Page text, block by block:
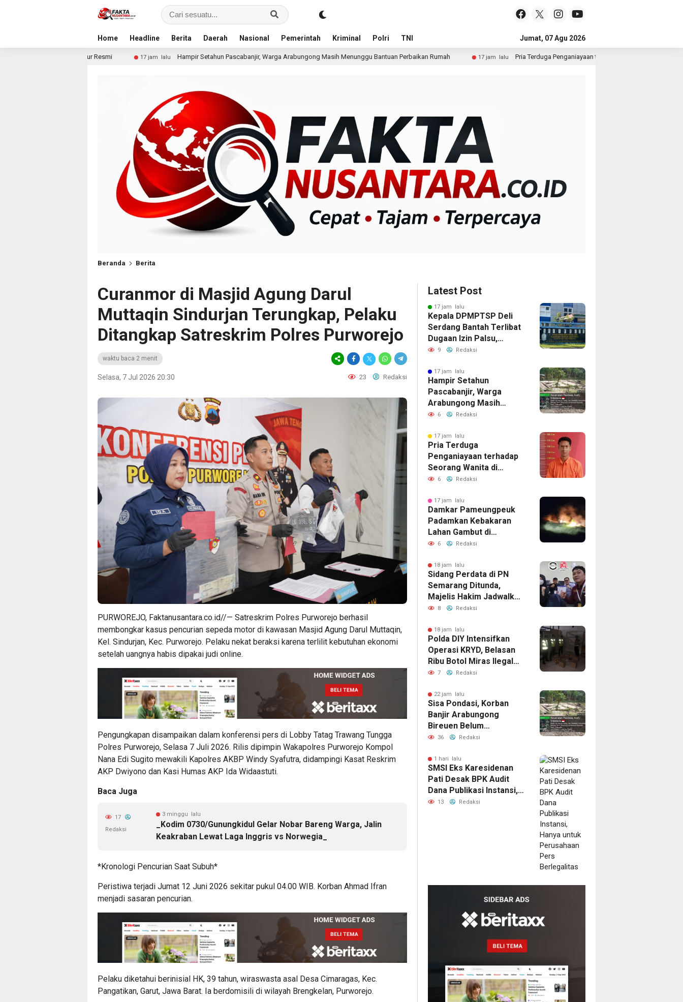
Home Headline Berita Daerah Nasional Pemerintah Kriminal Polri TNI Jumat, 07 Agu 2026
17 jam lalu Hampir Setahun Pascabanjir, Warga Arabungong Masih Menunggu Bantuan Perbaikan Rumah 17 jam lalu Pria Terduga Penganiayaan terhadap Seorang Wanita di Medan Ditangkap Polisi
Beranda Berita
Curanmor di Masjid Agung Darul
Muttaqin Sindurjan Terungkap, Pelaku
Ditangkap Satreskrim Polres Purworejo
waktu baca 2 menit
Selasa, 7 Jul 2026 20:30 23 Redaksi
PURWOREJO, Faktanusantara.co.id//— Satreskrim Polres Purworejo berhasil
membongkar kasus pencurian sepeda motor di kawasan Masjid Agung Darul Muttaqin,
Kel. Sindurjan, Kec. Purworejo. Pelaku nekat beraksi karena terlilit kebutuhan ekonomi
setelah uangnya habis dipakai judi online.
Pengungkapan disampaikan dalam konferensi pers di Lobby Tatag Trawang Tungga
Polres Purworejo, Selasa 7 Juli 2026. Rilis dipimpin Wakapolres Purworejo Kompol
Nana Edi Sugito mewakili Kapolres AKBP Windy Syafutra, didampingi Kasat Reskrim
AKP Dwiyono dan Kasi Humas AKP Ida Widaastuti.
Baca Juga
3 minggu lalu
_Kodim 0730/Gunungkidul Gelar Nobar Bareng Warga, Jalin
Keakraban Lewat Laga Inggris vs Norwegia_
17
Redaksi
*Kronologi Pencurian Saat Subuh*
Peristiwa terjadi Jumat 12 Juni 2026 sekitar pukul 04.00 WIB. Korban Ahmad Ifran
menjadi sasaran pencurian.
Pelaku diketahui berinisial HK, 39 tahun, wiraswasta asal Desa Cimaragas, Kec.
Pangatikan, Garut, Jawa Barat. Ia berdomisili di wilayah Brengkelan, Purworejo.
Latest Post
17 jam lalu
Kepala DPMPTSP Deli
Serdang Bantah Terlibat
Dugaan Izin Palsu,
Tegaskan Proses
Jalur Resmi
9 Redaksi
17 jam lalu
Hampir Setahun
Pascabanjir, Warga
Arabungong Masih
Menunggu Bantuan
6 Redaksi
17 jam lalu
Pria Terduga
Penganiayaan terhadap
Seorang Wanita di
Medan Ditangkap Polisi
6 Redaksi
17 jam lalu
Damkar Pameungpeuk
Padamkan Kebakaran
Lahan Gambut di
Cibalong, Permukiman
Diamankan
6 Redaksi
18 jam lalu
Sidang Perdata di PN
Semarang Ditunda,
Majelis Hakim Jadwalkan
Pemanggilan Ulang BPR
8 Redaksi
18 jam lalu
Polda DIY Intensifkan
Operasi KRYD, Belasan
Ribu Botol Miras Ilegal
Berhasil Diamankan
7 Redaksi
22 jam lalu
Sisa Pondasi, Korban
Banjir Arabungong
Bireuen Belum
Tersentuh Bantuan
36 Redaksi
1 hari lalu
SMSI Eks Karesidenan
Pati Desak BPK Audit
Dana Publikasi Instansi,
Hanya untuk Perusahaan
13 Redaksi
DPMPTSP
Terlibat
Dugaan
Izin